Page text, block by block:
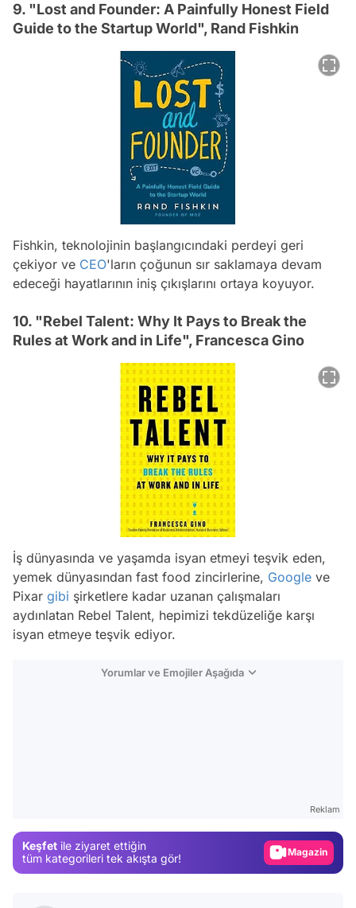
9. "Lost and Founder: A Painfully Honest Field
Guide to the Startup World", Rand Fishkin
Fishkin, teknolojinin başlangıcındaki perdeyi geri
çekiyor ve CEO'ların çoğunun sır saklamaya devam
edeceği hayatlarının iniş çıkışlarını ortaya koyuyor.
10. "Rebel Talent: Why It Pays to Break the
Rules at Work and in Life", Francesca Gino
İş dünyasında ve yaşamda isyan etmeyi teşvik eden,
yemek dünyasından fast food zincirlerine, Google ve
Pixar gibi şirketlere kadar uzanan çalışmaları
aydınlatan Rebel Talent, hepimizi tekdüzeliğe karşı
isyan etmeye teşvik ediyor.
Yorumlar ve Emojiler Aşağıda
Reklam
Keşfet ile ziyaret ettiğin
tüm kategorileri tek akışta gör!
Magazin